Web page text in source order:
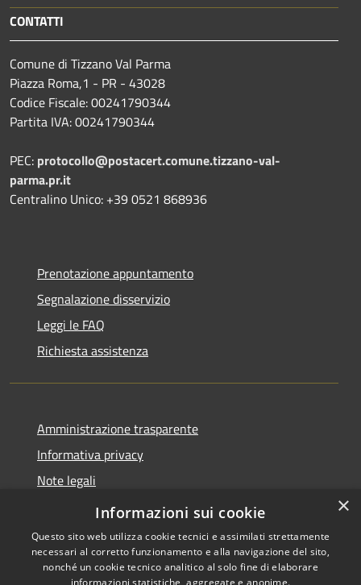
CONTATTI
Comune di Tizzano Val Parma
Piazza Roma,1 - PR - 43028
Codice Fiscale: 00241790344
Partita IVA: 00241790344
PEC: protocollo@postacert.comune.tizzano-val-
parma.pr.it
Centralino Unico: +39 0521 868936
Prenotazione appuntamento
Segnalazione disservizio
Leggi le FAQ
Richiesta assistenza
Amministrazione trasparente
Informativa privacy
Note legali
Dichiarazione di accessibilità
×
Informazioni sui cookie
Questo sito web utilizza cookie tecnici e assimilati strettamente
necessari al corretto funzionamento e alla navigazione del sito,
nonché un cookie tecnico analitico al solo fine di elaborare
informazioni statistiche, aggregate e anonime.